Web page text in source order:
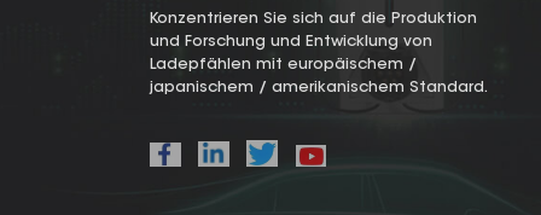
Konzentrieren Sie sich auf die Produktion
und Forschung und Entwicklung von
Ladepfählen mit europäischem /
japanischem / amerikanischem Standard.